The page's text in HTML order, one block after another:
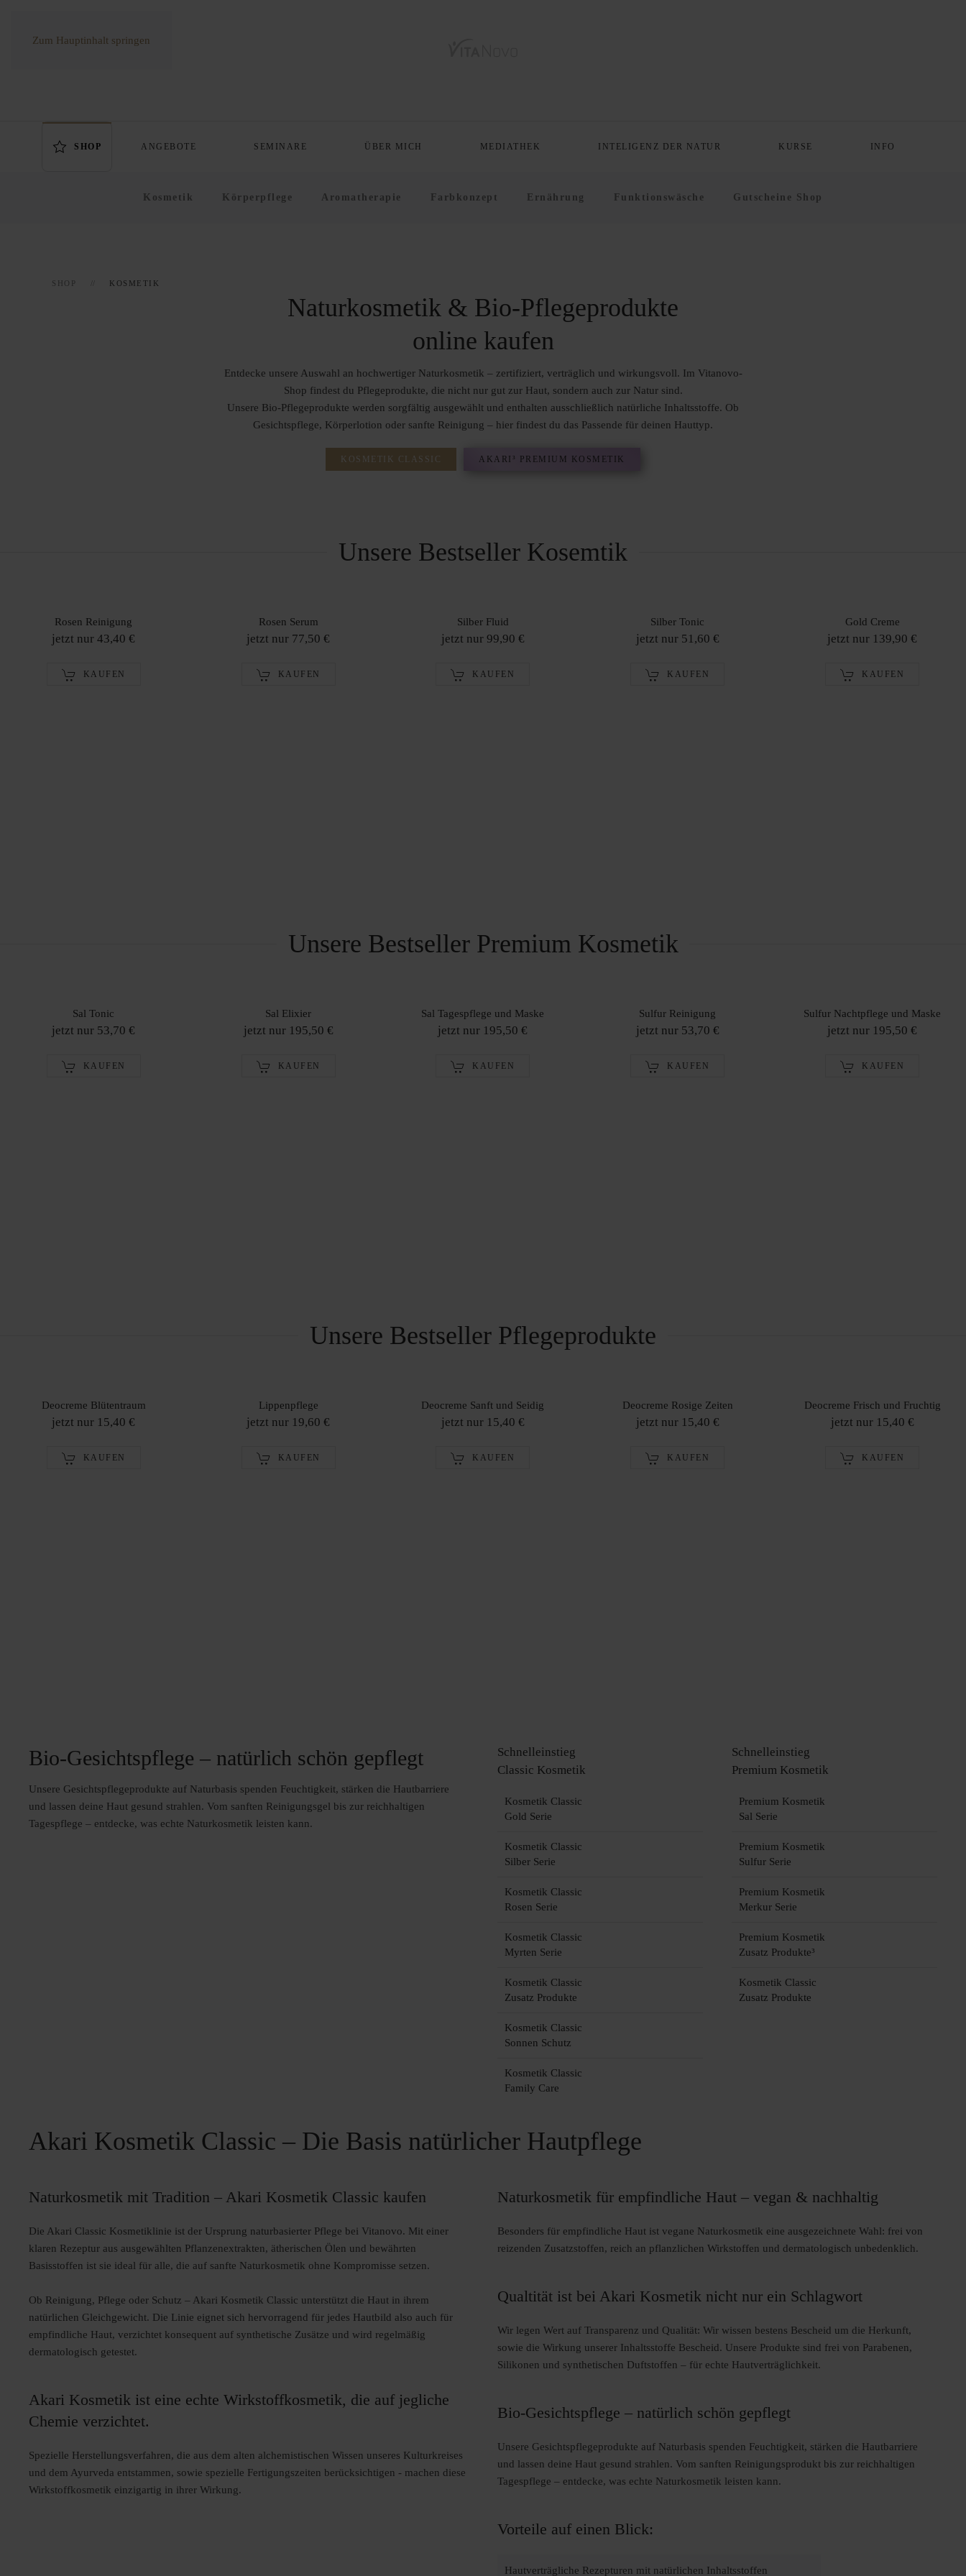
Zum Hauptinhalt springen
SHOP ANGEBOTE SEMINARE ÜBER MICH MEDIATHEK INTELIGENZ DER NATUR KURSE INFO
Kosmetik Körperpflege Aromatherapie Farbkonzept Ernährung Funktionswäsche Gutscheine Shop
SHOP KOSMETIK
Naturkosmetik & Bio-Pflegeprodukte
online kaufen
Entdecke unsere Auswahl an hochwertiger Naturkosmetik – zertifiziert, verträglich und wirkungsvoll. Im Vitanovo-
Shop findest du Pflegeprodukte, die nicht nur gut zur Haut, sondern auch zur Natur sind.
Unsere Bio-Pflegeprodukte werden sorgfältig ausgewählt und enthalten ausschließlich natürliche Inhaltsstoffe. Ob
Gesichtspflege, Körperlotion oder sanfte Reinigung – hier findest du das Passende für deinen Hauttyp.
KOSMETIK CLASSIC AKARI³ PREMIUM KOSMETIK
Unsere Bestseller Kosemtik
Rosen Reinigung
jetzt nur 43,40 €
KAUFEN
Rosen Serum
jetzt nur 77,50 €
KAUFEN
Silber Fluid
jetzt nur 99,90 €
KAUFEN
Silber Tonic
jetzt nur 51,60 €
KAUFEN
Gold Creme
jetzt nur 139,90 €
KAUFEN
Unsere Bestseller Premium Kosmetik
Sal Tonic
jetzt nur 53,70 €
KAUFEN
Sal Elixier
jetzt nur 195,50 €
KAUFEN
Sal Tagespflege und Maske
jetzt nur 195,50 €
KAUFEN
Sulfur Reinigung
jetzt nur 53,70 €
KAUFEN
Sulfur Nachtpflege und Maske
jetzt nur 195,50 €
KAUFEN
Unsere Bestseller Pflegeprodukte
Deocreme Blütentraum
jetzt nur 15,40 €
KAUFEN
Lippenpflege
jetzt nur 19,60 €
KAUFEN
Deocreme Sanft und Seidig
jetzt nur 15,40 €
KAUFEN
Deocreme Rosige Zeiten
jetzt nur 15,40 €
KAUFEN
Deocreme Frisch und Fruchtig
jetzt nur 15,40 €
KAUFEN
Bio-Gesichtspflege – natürlich schön gepflegt
Unsere Gesichtspflegeprodukte auf Naturbasis spenden Feuchtigkeit, stärken die Hautbarriere
und lassen deine Haut gesund strahlen. Vom sanften Reinigungsgel bis zur reichhaltigen
Tagespflege – entdecke, was echte Naturkosmetik leisten kann.
Schnelleinstieg
Classic Kosmetik
Kosmetik Classic
Gold Serie
Kosmetik Classic
Silber Serie
Kosmetik Classic
Rosen Serie
Kosmetik Classic
Myrten Serie
Kosmetik Classic
Zusatz Produkte
Kosmetik Classic
Sonnen Schutz
Kosmetik Classic
Family Care
Schnelleinstieg
Premium Kosmetik
Premium Kosmetik
Sal Serie
Premium Kosmetik
Sulfur Serie
Premium Kosmetik
Merkur Serie
Premium Kosmetik
Zusatz Produkte³
Kosmetik Classic
Zusatz Produkte
Akari Kosmetik Classic – Die Basis natürlicher Hautpflege
Naturkosmetik mit Tradition – Akari Kosmetik Classic kaufen
Die Akari Classic Kosmetiklinie ist der Ursprung naturbasierter Pflege bei Vitanovo. Mit einer
klaren Rezeptur aus ausgewählten Pflanzenextrakten, ätherischen Ölen und bewährten
Basisstoffen ist sie ideal für alle, die auf sanfte Naturkosmetik ohne Kompromisse setzen.
Ob Reinigung, Pflege oder Schutz – Akari Kosmetik Classic unterstützt die Haut in ihrem
natürlichen Gleichgewicht. Die Linie eignet sich hervorragend für jedes Hautbild also auch für
empfindliche Haut, verzichtet konsequent auf synthetische Zusätze und wird regelmäßig
dermatologisch getestet.
Akari Kosmetik ist eine echte Wirkstoffkosmetik, die auf jegliche
Chemie verzichtet.
Spezielle Herstellungsverfahren, die aus dem alten alchemistischen Wissen unseres Kulturkreises
und dem Ayurveda entstammen, sowie spezielle Fertigungszeiten berücksichtigen - machen diese
Wirkstoffkosmetik einzigartig in ihrer Wirkung.
Naturkosmetik für empfindliche Haut – vegan & nachhaltig
Besonders für empfindliche Haut ist vegane Naturkosmetik eine ausgezeichnete Wahl: frei von
reizenden Zusatzstoffen, reich an pflanzlichen Wirkstoffen und dermatologisch unbedenklich.
Qualtität ist bei Akari Kosmetik nicht nur ein Schlagwort
Wir legen Wert auf Transparenz und Qualität: Wir wissen bestens Bescheid um die Herkunft,
sowie die Wirkung unserer Inhaltsstoffe Bescheid. Unsere Produkte sind frei von Parabenen,
Silikonen und synthetischen Duftstoffen – für echte Hautverträglichkeit.
Bio-Gesichtspflege – natürlich schön gepflegt
Unsere Gesichtspflegeprodukte auf Naturbasis spenden Feuchtigkeit, stärken die Hautbarriere
und lassen deine Haut gesund strahlen. Vom sanften Reinigungsprodukt bis zur reichhaltigen
Tagespflege – entdecke, was echte Naturkosmetik leisten kann.
Vorteile auf einen Blick:
Hautverträgliche Rezepturen mit natürlichen Inhaltsstoffen